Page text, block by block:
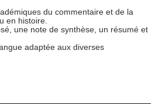
du commentaire et de la
en histoire.
une note de synthèse, un résumé et
adaptée aux diverses